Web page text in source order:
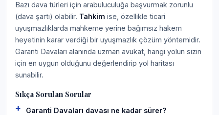
Bazı dava türleri için arabuluculuğa başvurmak zorunlu
(dava şartı) olabilir. Tahkim ise, özellikle ticari
uyuşmazlıklarda mahkeme yerine bağımsız hakem
heyetinin karar verdiği bir uyuşmazlık çözüm yöntemidir.
Garanti Davaları alanında uzman avukat, hangi yolun sizin
için en uygun olduğunu değerlendirip yol haritası
sunabilir.
Sıkça Sorulan Sorular
Garanti Davaları davası ne kadar sürer?